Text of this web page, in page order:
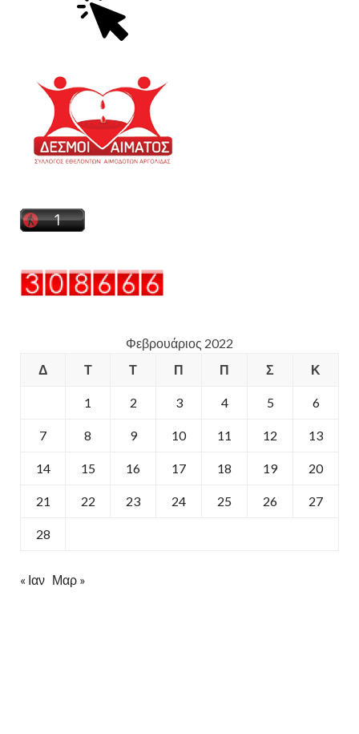
Φεβρουάριος 2022
Δ
Τ Τ Π Π Σ Κ
1 2 3 4 5 6
7 8 9 10 11 12 13
14 15 16 17 18 19 20
21 22 23 24 25 26 27
28
« Ιαν Μαρ »